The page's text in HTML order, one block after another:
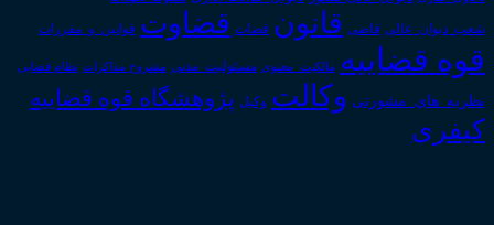
شعب_دیوان_عالی قاضی قانون قضات قضاوت قوانین_و_مقررات
قوه قضاییه مالکیت_معنوی مسئولیت_مدنی مشروح مذاکرات نظام قضایی
نظریه_های_مشورتی وکالت وکیل پژوهشگاه قوه قضاییه
کیفری